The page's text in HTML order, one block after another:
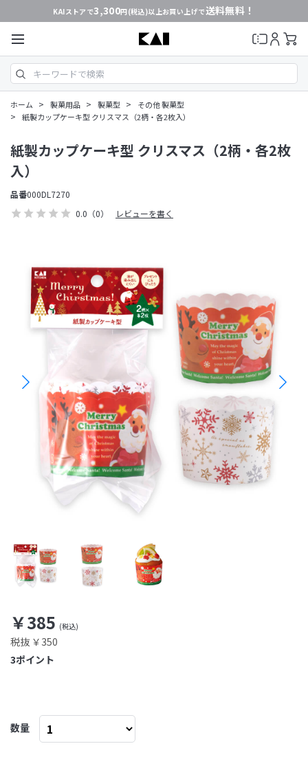
KAIストアで3,300円(税込)以上お買い上げで送料無料！
ホーム > 製菓用品 > 製菓型 > その他 製菓型
> 紙製カップケーキ型 クリスマス（2柄・各2枚入）
0.0 （0） レビューを書く
紙製カップケーキ型 クリスマス（2柄・各2枚
入）
￥385
税抜 ￥350
品番000DL7270
ポイント
3
数量